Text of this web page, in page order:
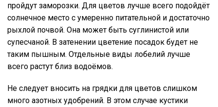
пройдут заморозки. Для цветов лучше всего подойдёт
солнечное место с умеренно питательной и достаточно
рыхлой почвой. Она может быть суглинистой или
супесчаной. В затенении цветение посадок будет не
таким пышным. Отдельные виды лобелий лучше
всего растут близ водоёмов.
Не следует вносить на грядки для цветов слишком
много азотных удобрений. В этом случае кустики